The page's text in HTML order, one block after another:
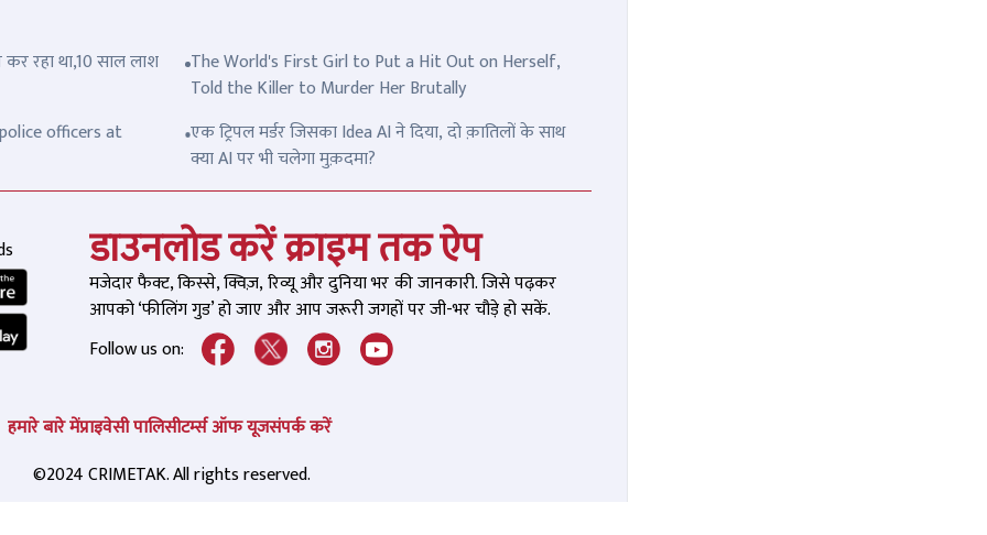
रहा था,10 साल लाश
The World's First Girl to Put a Hit Out on Herself,
Told the Killer to Murder Her Brutally
officers at
एक ट्रिपल मर्डर जिसका Idea AI ने दिया, दो क़ातिलों के साथ
क्या AI पर भी चलेगा मुक़दमा?
डाउनलोड करें क्राइम तक ऐप
मजेदार फैक्ट, किस्से, क्विज़, रिव्यू और दुनिया भर की जानकारी. जिसे पढ़कर
आपको ‘फीलिंग गुड’ हो जाए और आप जरूरी जगहों पर जी-भर चौड़े हो सकें.
Follow us on:
हमारे बारे मेंप्राइवेसी पालिसीटर्म्स ऑफ यूजसंपर्क करें
©2024 CRIMETAK. All rights reserved.